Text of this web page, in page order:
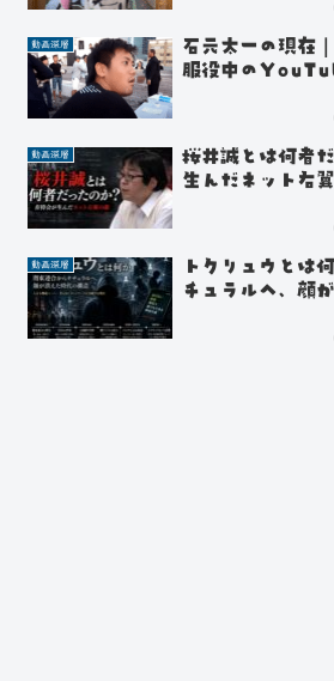
動画深層
石元太一の現在
服役中の
動画深層
桜井誠とは何者
生んだネット右
動画深層
トクリュウとは
チュラルへ、顔